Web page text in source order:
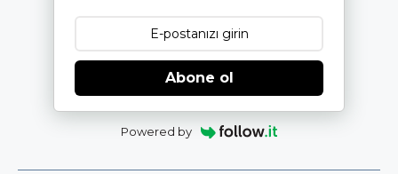
Abone ol
Powered by